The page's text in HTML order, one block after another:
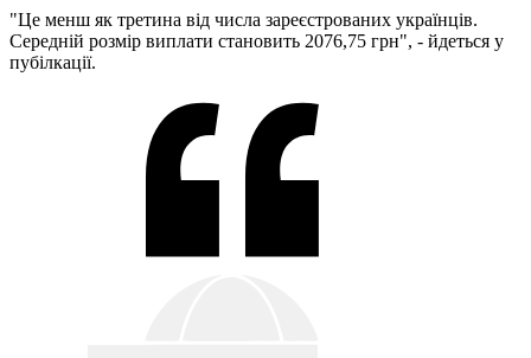
"Це менш як третина від числа зареєстрованих українців.
Середній розмір виплати становить 2076,75 грн", - йдеться у
пубілкації.